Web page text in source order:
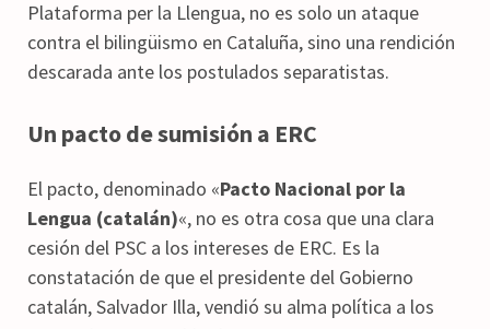
Plataforma per la Llengua, no es solo un ataque
contra el bilingüismo en Cataluña, sino una rendición
descarada ante los postulados separatistas.
Un pacto de sumisión a ERC
El pacto, denominado «Pacto Nacional por la
Lengua (catalán)«, no es otra cosa que una clara
cesión del PSC a los intereses de ERC. Es la
constatación de que el presidente del Gobierno
catalán, Salvador Illa, vendió su alma política a los